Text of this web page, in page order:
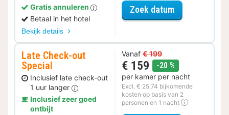
Gratis annuleren
Betaal in het hotel
Bekijk details
Zoek datumvoor Wellness
Late Check-out
Special
Inclusief late check-out
1 uur langer
Inclusief zeer goed
ontbijt
Vanaf € 199
€ 159 -20 %
per kamer per nacht
Excl. € 25,74 bijkomende
kosten op basis van 2
personen en 1 nacht